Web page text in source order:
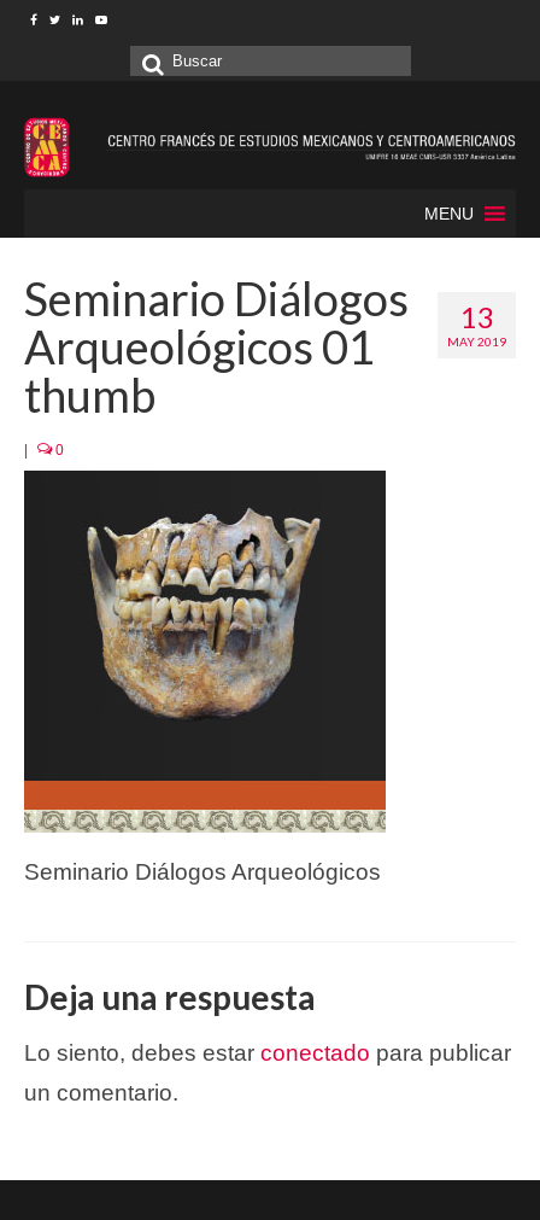
Buscar
MENU
13
MAY 2019
Seminario Diálogos
Arqueológicos 01
thumb
0
Seminario Diálogos Arqueológicos
Deja una respuesta
Lo siento, debes estar conectado para publicar
un comentario.